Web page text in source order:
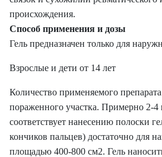
происхождения.
Способ применения и дозы
Гель предназначен только для
Взрослые и дети от 14 лет
Количество применяемого препарата
пораженного участка. Примерно 2-4
соответствует нанесению полоски
кончиков пальцев) достаточно для
площадью 400-800 см2. Гель